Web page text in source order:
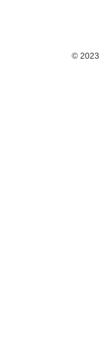
© 2023